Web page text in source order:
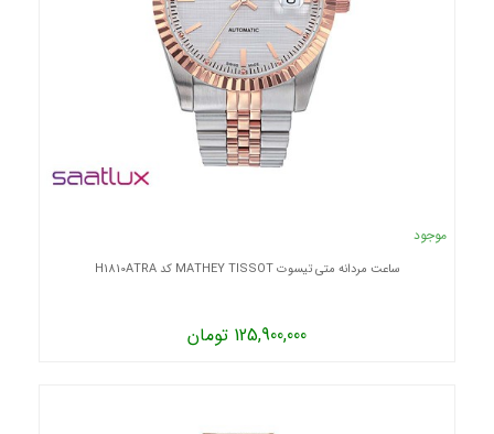
موجود
ساعت مردانه متی تیسوت MATHEY TISSOT کد H1810ATRA
125,900,000 تومان